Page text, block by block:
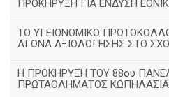
ΠΡΟΚΗΡΥΞΗ ΓΙΑ ΕΝΔΥΣΗ
ΤΟ ΥΓΕΙΟΝΟΜΙΚΟ
ΑΓΩΝΑ ΑΞΙΟΛΟΓΗΣΗΣ ΣΤΟ
Η ΠΡΟΚΗΡΥΞΗ ΤΟΥ 88ου
ΠΡΩΤΑΘΛΗΜΑΤΟΣ